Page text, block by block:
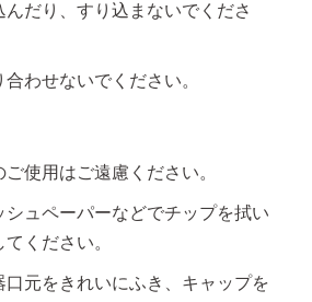
んだり、すり込まないでくださ
わせないでください。
使用はご遠慮ください。
シュペーパーなどでチップを拭い
ください。
口元をきれいにふき、キャップを